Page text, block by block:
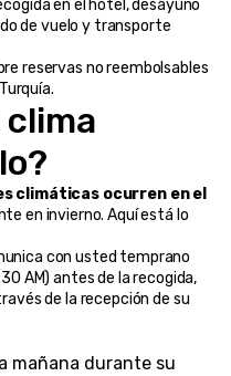
en el hotel, desayuno
de vuelo y transporte
reservas no reembolsables
clima
climáticas ocurren en el
en invierno. Aquí está lo
con usted temprano
AM) antes de la recogida,
de la recepción de su
mañana durante su